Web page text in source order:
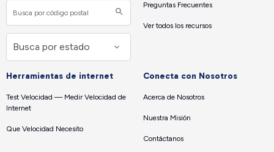
Preguntas Frecuentes
Ver todos los recursos
Herramientas de internet
Test Velocidad — Medir Velocidad de
Internet
Que Velocidad Necesito
Conecta con Nosotros
Acerca de Nosotros
Nuestra Misión
Contáctanos